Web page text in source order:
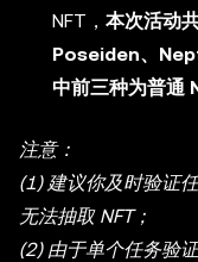
NFT， 本次活动
Poseiden、
中前三种为普通
注意：
(1) 建议你及时验证
无法抽取 NFT；
(2) 由于单个任务验